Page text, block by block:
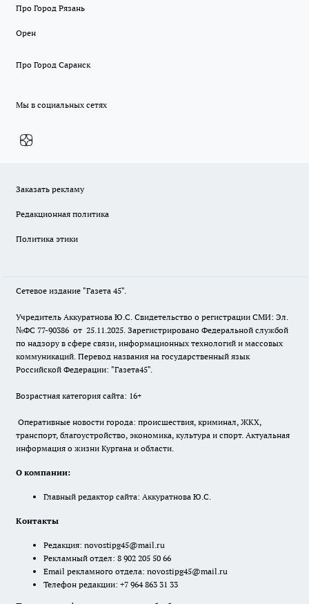
Про Город Рязань
Орен
Про Город Саранск
Мы в социальных сетях
Заказать рекламу
Редакционная политика
Политика этики
Сетевое издание "Газета 45".
Учредитель Аккуратнова Ю.С. Свидетельство о регистрации СМИ: Эл.
№ФС 77-90386 от 25.11.2025. Зарегистрировано Федеральной службой
по надзору в сфере связи, информационных технологий и массовых
коммуникаций. Перевод названия на государственный язык
Российской Федерации: "Газета45".
Возрастная категория сайта: 16+
Оперативные новости города: происшествия, криминал, ЖКХ,
транспорт, благоустройство, экономика, культура и спорт. Актуальная
информация о жизни Кургана и области.
О компании:
Главный редактор сайта: Аккуратнова Ю.С.
Контакты
Редакция: novostipg45@mail.ru
Рекламный отдел: 8 902 205 50 66
Email рекламного отдела: novostipg45@mail.ru
Телефон редакции: +7 964 863 31 33